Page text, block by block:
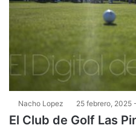
Nacho Lopez 25 febrero, 2025
El Club de Golf Las